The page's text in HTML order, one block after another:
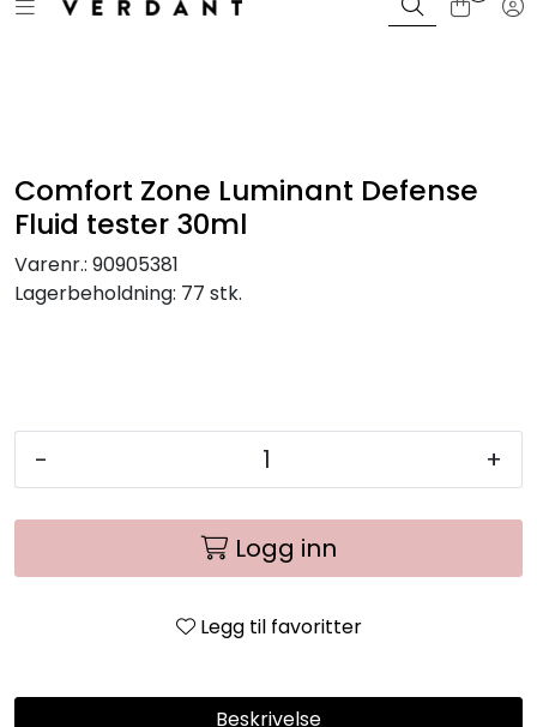
Skip to main contentBli Kunde / Logg inn
Toggle navigation
Comfort Zone Luminant Defense
Fluid tester 30ml
Varenr.: 90905381
Lagerbeholdning: 77 stk.
- +
Logg inn
Legg til favoritter
Beskrivelse
Sortiment
Kampanjer
Magasin